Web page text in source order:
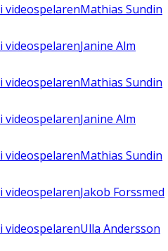
i videospelarenMathias Sundin
i videospelarenJanine Alm
i videospelarenMathias Sundin
i videospelarenJanine Alm
i videospelarenMathias Sundin
i videospelarenJakob Forssmed
i videospelarenUlla Andersson